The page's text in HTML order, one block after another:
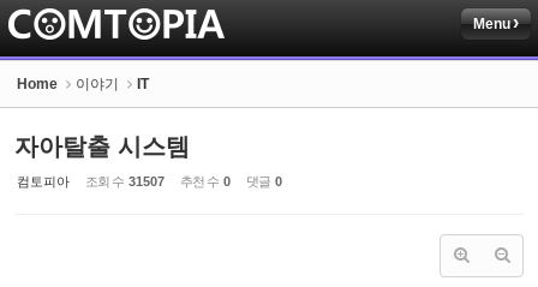
Menu
Home 이야기 IT
자아탈출 시스템
컴토피아 조회 수 31507 추천 수 0 댓글 0
Sketchbook5, 스케치북5